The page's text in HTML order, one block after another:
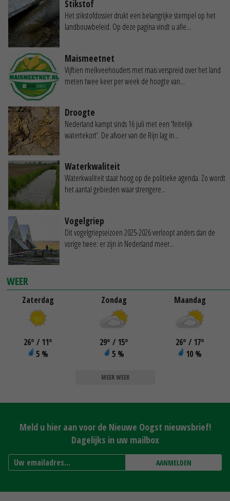
Stikstof
Het stikstofdossier drukt een belangrijke stempel op het
landbouwbeleid. Op deze pagina vindt u alle...
Maismeetnet
Vijftien melkveehouders met mais verspreid over het land
meten twee keer per week de hoogte van...
Droogte
Nederland kampt sinds 16 juli met een 'feitelijk
watertekort'. De afvoer van de Rijn lag in...
Waterkwaliteit
Waterkwaliteit staat hoog op de politieke agenda. Zo wordt
het aantal gebieden waar strengere...
Vogelgriep
Dit vogelgriepseizoen 2025-2026 verloopt anders dan de
vorige twee: er zijn in Nederland meer...
WEER
Zaterdag
26° / 11°
5 %
Zondag
29° / 15°
5 %
Maandag
26° / 17°
10 %
MEER WEER
Meld u hier aan voor de Nieuwe Oogst nieuwsbrief!
Dagelijks in uw mailbox
AANMELDEN